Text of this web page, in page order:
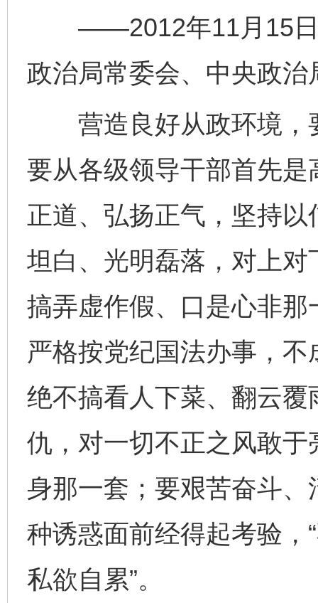
——2012年11月15日
政治局常委会、中央政
营造良好从政环境，
要从各级领导干部首先
正道、弘扬正气，坚持
坦白、光明磊落，对上
搞弄虚作假、口是心非
严格按党纪国法办事，
绝不搞看人下菜、翻云
仇，对一切不正之风敢
身那一套；要艰苦奋斗
种诱惑面前经得起考验，
私欲自累”。